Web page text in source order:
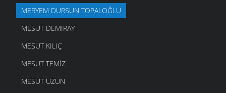
MERYEM DURSUN TOPALOĞLU
MESUT DEMIRAY
MESUT KILIÇ
MESUT TEMIZ
MESUT UZUN